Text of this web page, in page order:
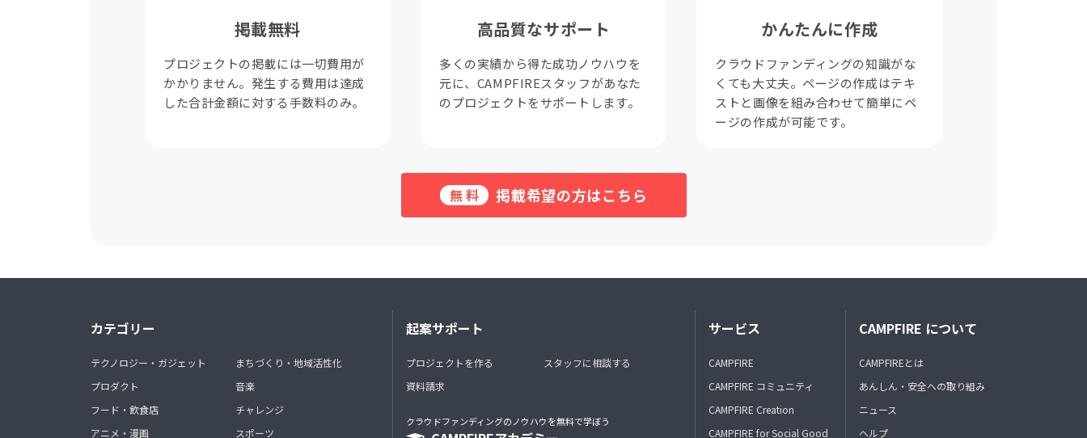
掲載無料
プロジェクトの掲載には一切費用が
かかりません。発生する費用は達成
した合計金額に対する手数料のみ。
高品質なサポート
多くの実績から得た成功ノウハウを
元に、CAMPFIREスタッフがあなた
のプロジェクトをサポートします。
かんたんに作成
クラウドファンディングの知識がな
くても大丈夫。ページの作成はテキ
ストと画像を組み合わせて簡単にペ
ージの作成が可能です。
無料 掲載希望の方はこちら
カテゴリー
テクノロジー・ガジェット
プロダクト
フード・飲食店
アニメ・漫画
まちづくり・地域活性化
音楽
チャレンジ
スポーツ
起案サポート
プロジェクトを作る
資料請求
スタッフに相談する
クラウドファンディングのノウハウを無料で学ぼう
サービス
CAMPFIRE
CAMPFIRE コミュニティ
CAMPFIRE Creation
CAMPFIRE for Social Good
CAMPFIRE について
CAMPFIREとは
あんしん・安全への取り組み
ニュース
ヘルプ